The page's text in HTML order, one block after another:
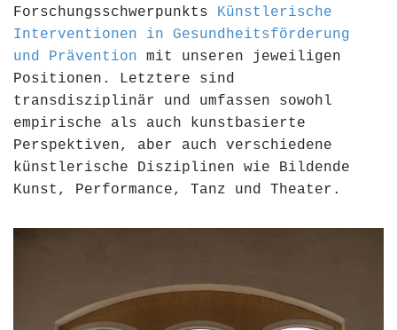
Forschungsschwerpunkts Künstlerische
Interventionen in Gesundheitsförderung
und Prävention
mit unseren jeweiligen
Positionen. Letztere sind
transdisziplinär und umfassen sowohl
empirische als auch kunstbasierte
Perspektiven, aber auch verschiedene
künstlerische Disziplinen wie Bildende
Kunst, Performance, Tanz und Theater.